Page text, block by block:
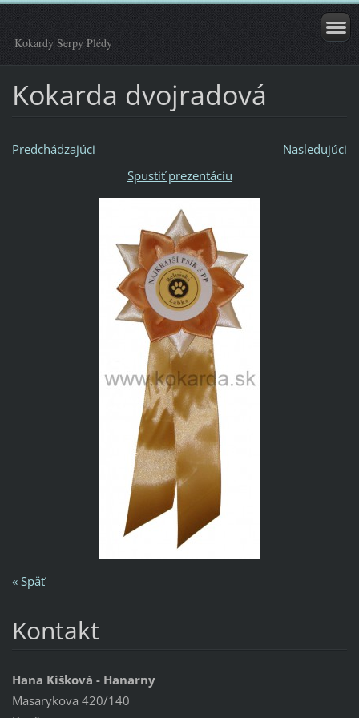
Kokardy Šerpy Plédy
Kokarda dvojradová
Predchádzajúci
Nasledujúci
Spustiť prezentáciu
« Späť
Kontakt
Hana Kišková - Hanarny
Masarykova 420/140